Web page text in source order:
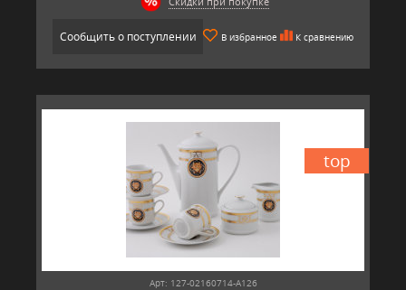
Сообщить о поступлении В избранное К сравнению
top
Арт: 127-02160714-A126